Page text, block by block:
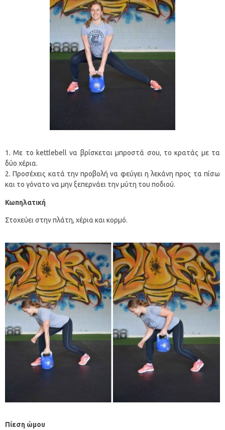
Με το kettlebell να βρίσκεται μπροστά σου, το κρατάς με τα
δύο χέρια.
Προσέχεις κατά την προβολή να φεύγει η λεκάνη προς τα πίσω
και το γόνατο να μην ξεπερνάει την μύτη του ποδιού.
Κωπηλατική
Στοχεύει στην πλάτη, χέρια και κορμό.
Πίεση ώμου